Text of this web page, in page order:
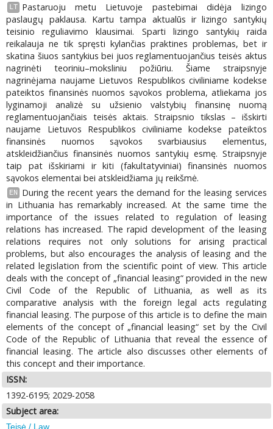
LT
Pastaruoju metu Lietuvoje pastebimai didėja lizingo
paslaugų paklausa. Kartu tampa aktualūs ir lizingo santykių
teisinio reguliavimo klausimai. Sparti lizingo santykių raida
reikalauja ne tik spręsti kylančias praktines problemas, bet ir
skatina šiuos santykius bei juos reglamentuojančius teisės aktus
nagrinėti teoriniu–moksliniu požiūriu. Šiame straipsnyje
nagrinėjama naujame Lietuvos Respublikos civiliniame kodekse
pateiktos finansinės nuomos sąvokos problema, atliekama jos
lyginamoji analizė su užsienio valstybių finansinę nuomą
reglamentuojančiais teisės aktais. Straipsnio tikslas – išskirti
naujame Lietuvos Respublikos civiliniame kodekse pateiktos
finansinės nuomos sąvokos svarbiausius elementus,
atskleidžiančius finansinės nuomos santykių esmę. Straipsnyje
taip pat išskiriami ir kiti (fakultatyviniai) finansinės nuomos
sąvokos elementai bei atskleidžiama jų reikšmė.
EN
During the recent years the demand for the leasing services
in Lithuania has remarkably increased. At the same time the
importance of the issues related to regulation of leasing
relations has increased. The rapid development of the leasing
relations requires not only solutions for arising practical
problems, but also encourages the analysis of leasing and the
related legislation from the scientific point of view. This article
deals with the concept of „financial leasing“ provided in the new
Civil Code of the Republic of Lithuania, as well as its
comparative analysis with the foreign legal acts regulating
financial leasing. The purpose of this article is to define the main
elements of the concept of „financial leasing“ set by the Civil
Code of the Republic of Lithuania that reveal the essence of
financial leasing. The article also discusses other elements of
this concept and their importance.
ISSN:
1392-6195; 2029-2058
Subject area:
Teisė / Law